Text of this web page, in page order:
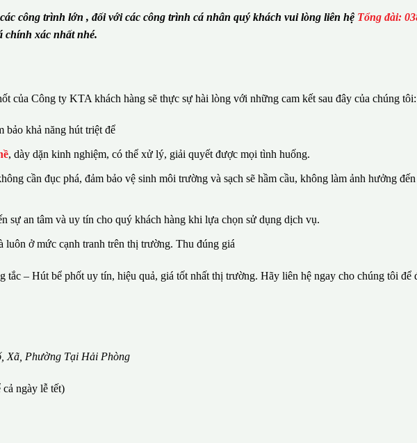
công trình lớn , đối với các công trình cá nhân quý khách vui lòng liên hệ Tổng đài:
chính xác nhất nhé.
của Công ty KTA khách hàng sẽ thực sự hài lòng với những cam kết sau đây của chúng tôi:
bảo khả năng hút triệt để
, dày dặn kinh nghiệm, có thể xử lý, giải quyết được mọi tình huống.
cần đục phá, đảm bảo vệ sinh môi trường và sạch sẽ hầm cầu, không làm ảnh hưởng
sự an tâm và uy tín cho quý khách hàng khi lựa chọn sử dụng dịch vụ.
luôn ở mức cạnh tranh trên thị trường. Thu đúng giá
tắc – Hút bể phốt uy tín, hiệu quả, giá tốt nhất thị trường. Hãy liên hệ ngay cho chúng tôi để
, Xã, Phường Tại Hải Phòng
ngày lễ tết)